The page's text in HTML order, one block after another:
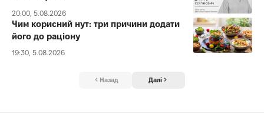
20:00, 5.08.2026
Чим корисний нут: три причини додати
його до раціону
19:30, 5.08.2026
Назад Далі